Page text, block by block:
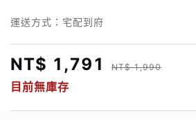
運送方式：宅配到府
NT$ 1,791 NT$ 1,990
目前無庫存